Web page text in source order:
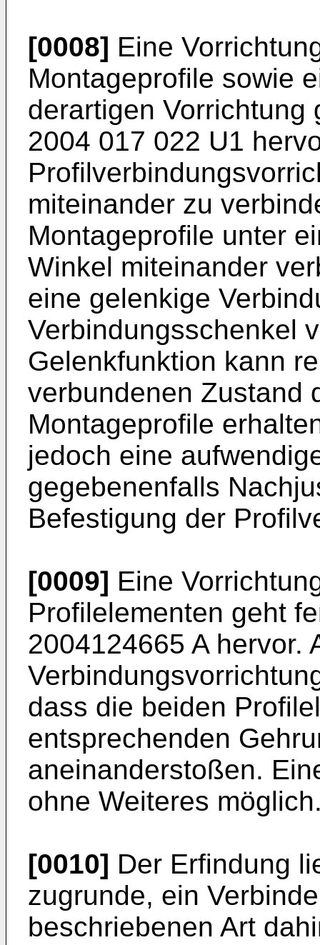
[0008] Eine
Montageprofile sowie
derartigen
2004 017 022 U1
miteinander zu
Montageprofile unter
Winkel miteinander
eine gelenkige
Verbindungsschenkel
Gelenkfunktion kann
verbundenen Zustand
Montageprofile
jedoch eine
gegebenenfalls
Befestigung der
[0009] Eine
Profilelementen geht
2004124665 Ahervor.
dass die beiden
entsprechenden
aneinanderstoßen.
ohne Weiteres
[0010] Der Erfindung
zugrunde, ein
beschriebenen Art